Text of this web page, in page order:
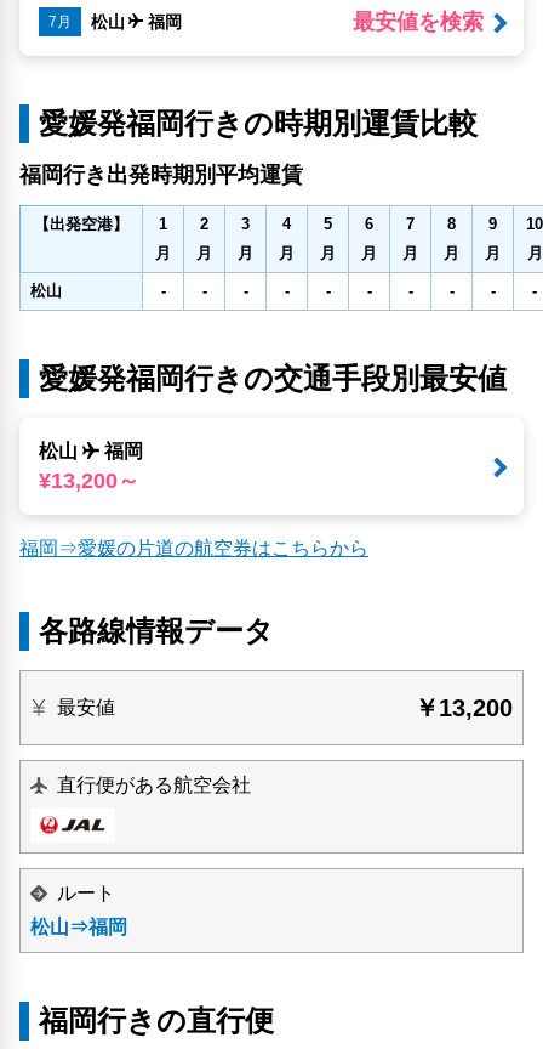
7月 松山 福岡 最安値を検索
愛媛発福岡行きの時期別運賃比較
福岡行き出発時期別平均運賃
【出発空港】
1
月
2
月
3
月
4
月
5
月
6
月
7
月
8
月
9
月
10
月
松山 - - - - - - - - - -
愛媛発福岡行きの交通手段別最安値
松山 福岡
¥13,200～
福岡⇒愛媛の片道の航空券はこちらから
各路線情報データ
最安値 ￥13,200
直行便がある航空会社
ルート
松山⇒福岡
福岡行きの直行便